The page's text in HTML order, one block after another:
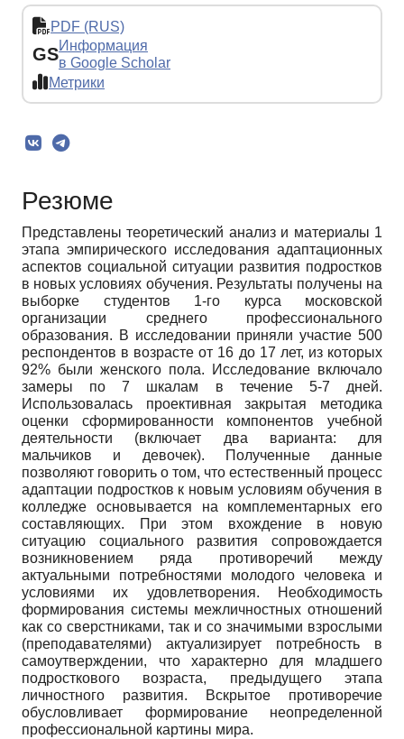
PDF (RUS)
GSИнформация
в Google Scholar
Метрики
Резюме
Представлены теоретический анализ и материалы 1
этапа эмпирического исследования адаптационных
аспектов социальной ситуации развития подростков
в новых условиях обучения. Результаты получены на
выборке студентов 1-го курса московской
организации среднего профессионального
образования. В исследовании приняли участие 500
респондентов в возрасте от 16 до 17 лет, из которых
92% были женского пола. Исследование включало
замеры по 7 шкалам в течение 5-7 дней.
Использовалась проективная закрытая методика
оценки сформированности компонентов учебной
деятельности (включает два варианта: для
мальчиков и девочек). Полученные данные
позволяют говорить о том, что естественный процесс
адаптации подростков к новым условиям обучения в
колледже основывается на комплементарных его
составляющих. При этом вхождение в новую
ситуацию социального развития сопровождается
возникновением ряда противоречий между
актуальными потребностями молодого человека и
условиями их удовлетворения. Необходимость
формирования системы межличностных отношений
как со сверстниками, так и со значимыми взрослыми
(преподавателями) актуализирует потребность в
самоутверждении, что характерно для младшего
подросткового возраста, предыдущего этапа
личностного развития. Вскрытое противоречие
обусловливает формирование неопределенной
профессиональной картины мира.